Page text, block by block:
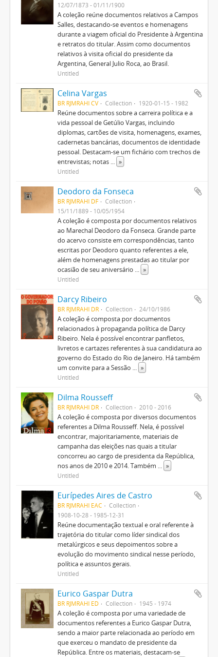
12/07/1873 - 01/11/1900
A coleção reúne documentos relativos a Campos
Salles, destacando-se eventos e homenagens
durante a viagem oficial do Presidente à Argentina
e retratos do titular. Assim como documentos
relativos à visita oficial do presidente da
Argentina, General Julio Roca, ao Brasil.
Untitled
Celina Vargas
BR RJMRAHI CV Collection 1920-01-15 - 1982
Reúne documentos sobre a carreira política e a
vida pessoal de Getúlio Vargas, incluindo
diplomas, cartões de visita, homenagens, exames,
cadernetas bancárias, documentos de identidade
pessoal. Destacam-se um fichário com trechos de
entrevistas; notas ... »
Untitled
Deodoro da Fonseca
BR RJMRAHI DF
Collection
15/11/1889 - 10/05/1954
A coleção é composta por documentos relativos
ao Marechal Deodoro da Fonseca. Grande parte
do acervo consiste em correspondências, tanto
escritas por Deodoro quanto referentes a ele,
além de homenagens prestadas ao titular por
ocasião de seu aniversário ... »
Untitled
Darcy Ribeiro
BR RJMRAHI DR Collection 24/10/1986
A coleção é composta por documentos
relacionados à propaganda política de Darcy
Ribeiro. Nela é possível encontrar panfletos,
livretos e cartazes referentes à sua candidatura ao
governo do Estado do Rio de Janeiro. Há também
um convite para a Sessão ... »
Untitled
Dilma Rousseff
BR RJMRAHI DR Collection 2010 - 2016
A coleção é composta por diversos documentos
referentes a Dilma Rousseff. Nela, é possível
encontrar, majoritariamente, materiais de
campanha das eleições nas quais a titular
concorreu ao cargo de presidenta da República,
nos anos de 2010 e 2014. Também ... »
Untitled
Eurípedes Aires de Castro
BR RJMRAHI EAC
Collection
1908-10-28 - 1985-12-31
Reúne documentação textual e oral referente à
trajetória do titular como líder sindical dos
metalúrgicos e seus depoimentos sobre a
evolução do movimento sindical nesse período,
política e assuntos gerais.
Untitled
Eurico Gaspar Dutra
BR RJMRAHI ED Collection 1945 - 1974
A coleção é composta por uma variedade de
documentos referentes a Eurico Gaspar Dutra,
sendo a maior parte relacionada ao período em
que exerceu o mandato de presidente da
República. Entre os materiais, destacam-se